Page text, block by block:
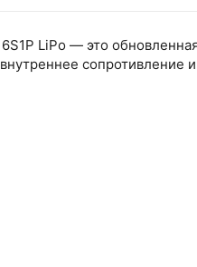
LiPo — это
сопротивление